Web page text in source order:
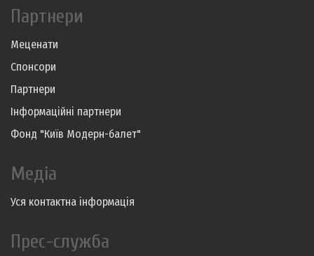
Партнери
Меценати
Спонсори
Партнери
Інформаційні партнери
Фонд "Київ Модерн-балет"
Медіа
Уся контактна інформація
Прес-служба